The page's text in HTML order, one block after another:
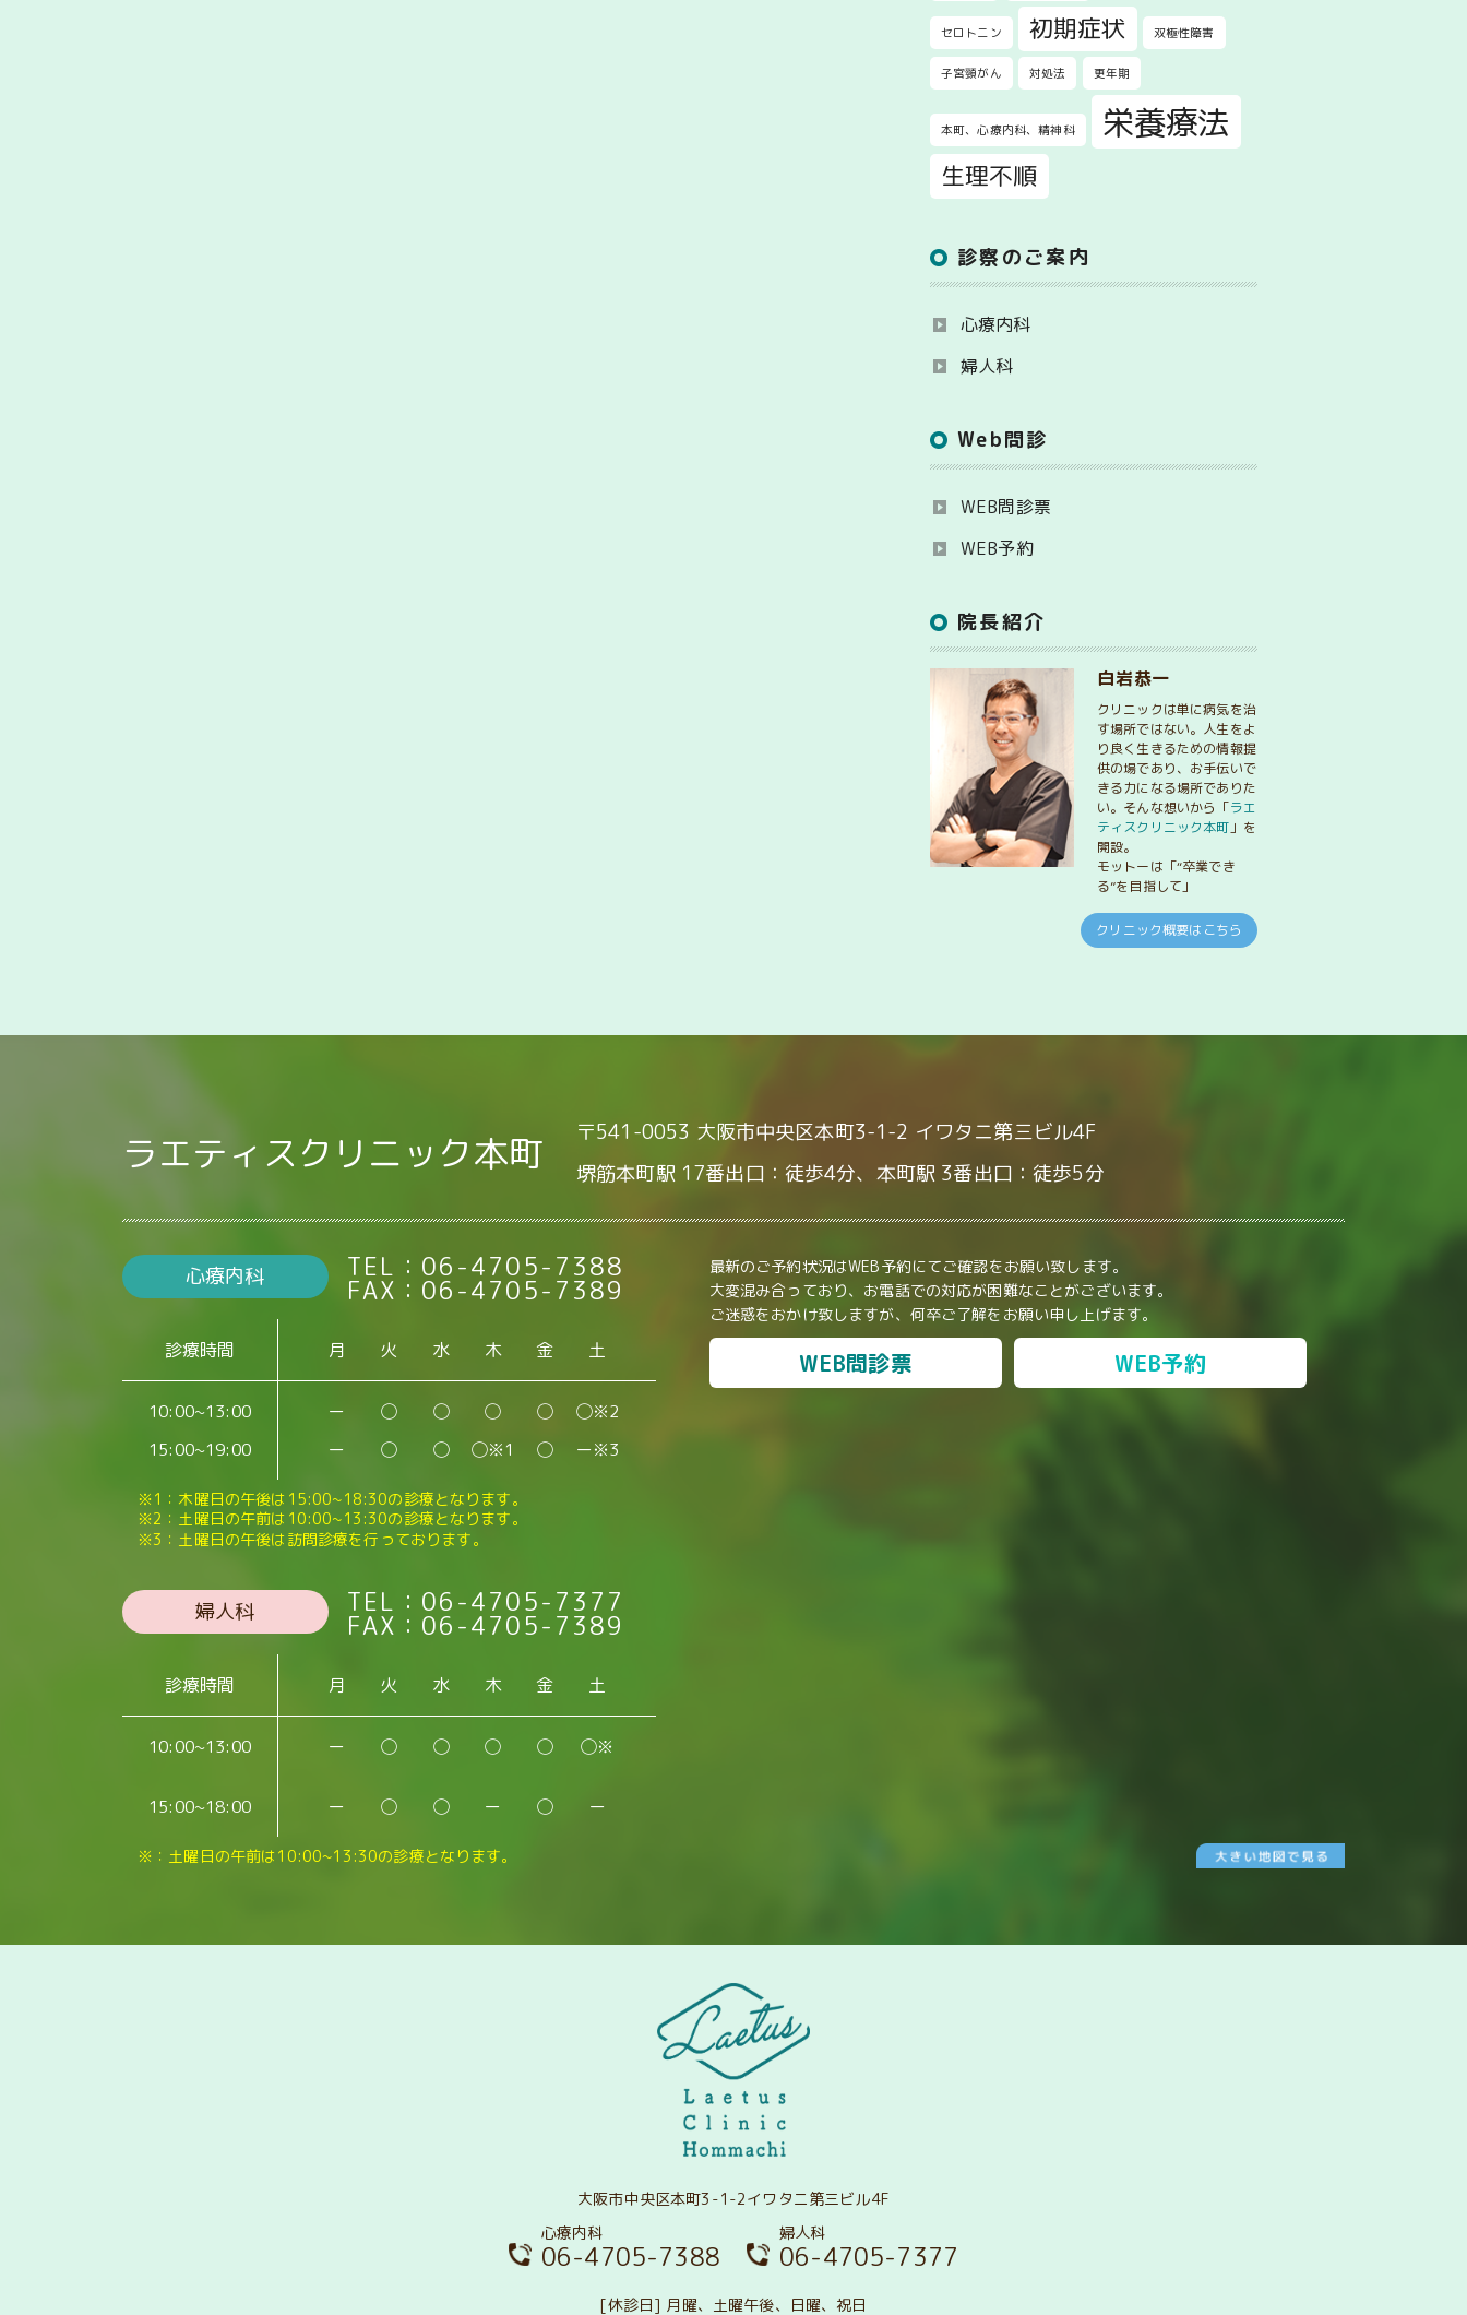
セロトニン 初期症状 双極性障害
子宮頸がん 対処法 更年期
本町、心療内科、精神科 栄養療法
生理不順
診察のご案内
心療内科
婦人科
Web問診
WEB問診票
WEB予約
院長紹介
白岩恭一
クリニックは単に病気を治
す場所ではない。人生をよ
り良く生きるための情報提
供の場であり、お手伝いで
きる力になる場所でありた
い。そんな想いから「ラエ
ティスクリニック本町 」を
開設。
モットーは「“卒業でき
る”を目指して」
クリニック概要はこちら
ラエティスクリニック本町
〒541-0053 大阪市中央区本町3-1-2 イワタニ第三ビル4F
堺筋本町駅 17番出口：徒歩4分、本町駅 3番出口：徒歩5分
心療内科 TEL：06-4705-7388
FAX：06-4705-7389
診療時間 月 火 水 木 金 土
10:00~13:00
15:00~19:00
ー ◯ ◯ ◯ ◯
◯※2
ー
◯ ◯ ◯※1 ◯ ー※3
※1：木曜日の午後は15:00~18:30の診療となります。
※2：土曜日の午前は10:00~13:30の診療となります。
※3：土曜日の午後は訪問診療を行っております。
婦人科 TEL：06-4705-7377
FAX：06-4705-7389
診療時間 月 火 水 木 金 土
10:00~13:00 ー ◯ ◯ ◯ ◯ ◯※
15:00~18:00 ー ◯ ◯ ー ◯ ー
※：土曜日の午前は10:00~13:30の診療となります。
最新のご予約状況はWEB予約にてご確認をお願い致します。
大変混み合っており、お電話での対応が困難なことがございます。
ご迷惑をおかけ致しますが、何卒ご了解をお願い申し上げます。
WEB問診票 WEB予約
大阪市中央区本町3-1-2イワタニ第三ビル4F
心療内科
06-4705-7388
婦人科
06-4705-7377
[休診日] 月曜、土曜午後、日曜、祝日